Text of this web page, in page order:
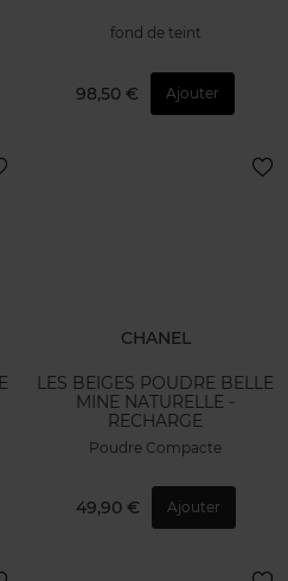
fond de teint
98,50 € Ajouter
CHANEL
LES BEIGES POUDRE BELLE
MINE NATURELLE -
RECHARGE
Poudre Compacte
49,90 € Ajouter